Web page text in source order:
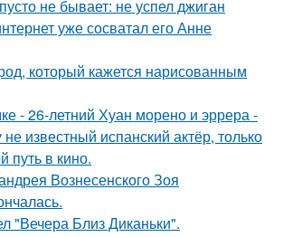
не бывает: не успел джиган
уже сосватал его Анне
который кажется нарисованным
- 26-летний Хуан морено и эррера -
известный испанский актёр, только
путь в кино.
Вознесенского Зоя
"Вечера Близ Диканьки".